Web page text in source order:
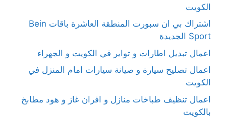
الكويت
اشتراك بي ان سبورت المنطقة العاشرة باقات Bein
Sport الجديدة
اعمال تبديل اطارات و تواير في الكويت و الجهراء
اعمال تصليح سيارة و صيانة سيارات امام المنزل في
الكويت
اعمال تنظيف طباخات منازل و افران غاز و هود مطابخ
بالكويت